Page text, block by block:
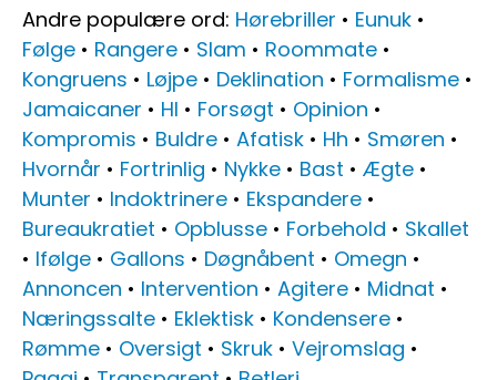
Andre populære ord: Hørebriller • Eunuk •
Følge • Rangere • Slam • Roommate •
Kongruens • Løjpe • Deklination • Formalisme •
Jamaicaner • Hl • Forsøgt • Opinion •
Kompromis • Buldre • Afatisk • Hh • Smøren •
Hvornår • Fortrinlig • Nykke • Bast • Ægte •
Munter • Indoktrinere • Ekspandere •
Bureaukratiet • Opblusse • Forbehold • Skallet
• Ifølge • Gallons • Døgnåbent • Omegn •
Annoncen • Intervention • Agitere • Midnat •
Næringssalte • Eklektisk • Kondensere •
Rømme • Oversigt • Skruk • Vejromslag •